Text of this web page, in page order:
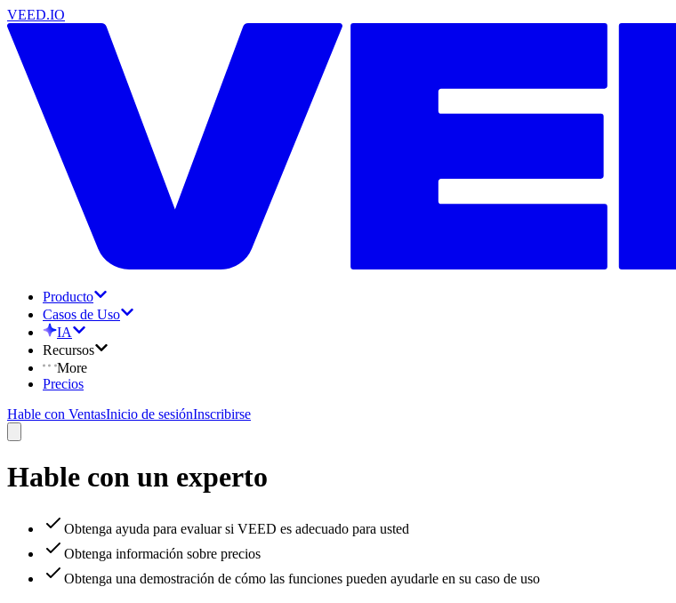
VEED.IO
Producto
Casos de Uso
IA
Recursos
More
Precios
Hable con VentasInicio de sesiónInscribirse
Hable con un experto
Obtenga ayuda para evaluar si VEED es adecuado para usted
Obtenga información sobre precios
Obtenga una demostración de cómo las funciones pueden ayudarle en su caso de uso